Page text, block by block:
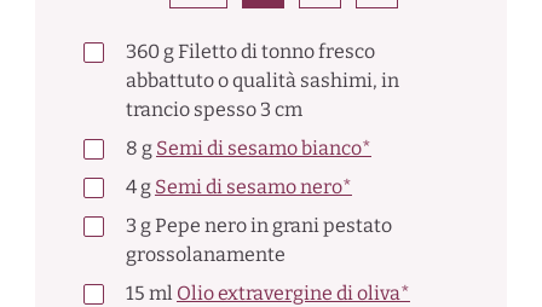
360 gFiletto di tonno fresco
abbattuto o qualità sashimi, in
trancio spesso 3 cm
8 g Semi di sesamo bianco*
4 g Semi di sesamo nero*
3 gPepe nero in grani pestato
grossolanamente
15 ml Olio extravergine di oliva*